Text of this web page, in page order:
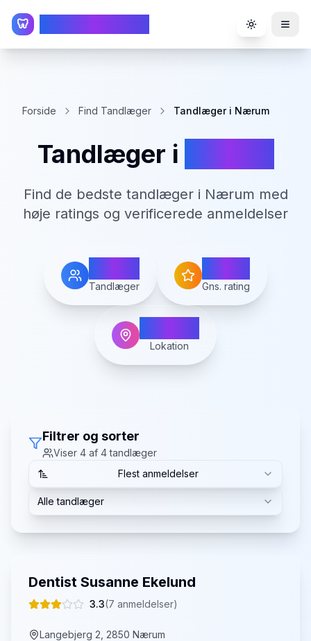
🦷 Toggle
Forside Find Tandlæger Tandlæger i Nærum
Tandlæger i
Find de bedste tandlæger i Nærum med
høje ratings og verificerede anmeldelser
Tandlæger Gns. rating
Lokation
Filtrer og sorter
Viser 4 af 4tandlæger
Flest anmeldelser
Alle tandlæger
Dentist Susanne Ekelund
3.3(7 anmeldelser)
Langebjerg 2, 2850 Nærum